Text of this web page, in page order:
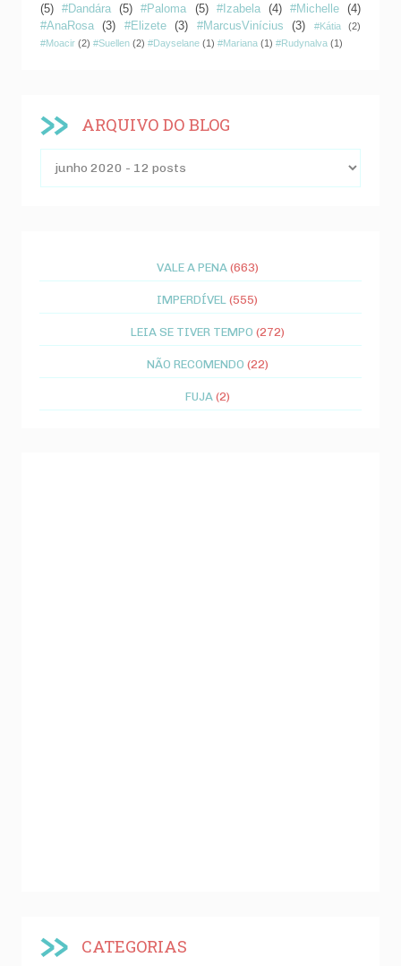
(5)
#Dandára (5) #Paloma (5) #Izabela (4) #Michelle
(4)
#AnaRosa
(3) #Elizete (3) #MarcusVinícius (3) #Kátia
(2)
#Moacir (2) #Suellen (2) #Dayselane (1) #Mariana (1) #Rudynalva (1)
ARQUIVO DO BLOG
VALE A PENA (663)
IMPERDÍVEL(555)
LEIA SE TIVER TEMPO (272)
NÃO RECOMENDO (22)
FUJA (2)
CATEGORIAS